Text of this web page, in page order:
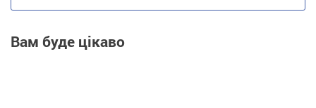
Вам буде цікаво